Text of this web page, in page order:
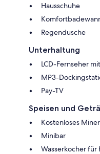
Hausschuhe
Regendusche
Unterhaltung
LCD-Fernseher
MP3-
Pay-TV
Speisen und
Kostenloses
Minibar
Wasserkocher für